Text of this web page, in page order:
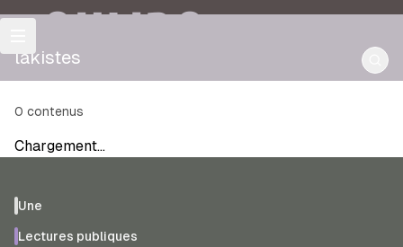
OULIPO
lakistes
0 contenus
Chargement…
Une
Lectures publiques